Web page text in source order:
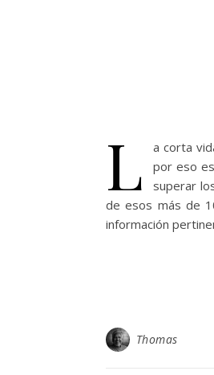
L
a corta
por eso
superar
de esos más de
información
Thomas